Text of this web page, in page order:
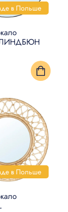
в Польше
ЛИНДБЮН
в Польше